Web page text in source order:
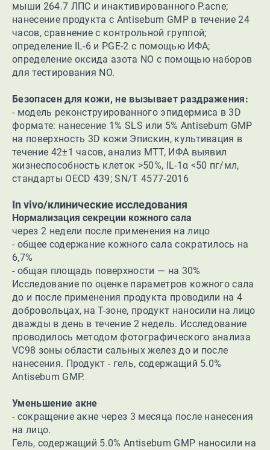
мыши 264.7 ЛПС и инактивированного P.acne;
нанесение продукта с Antisebum GMP в течение 24
часов, сравнение с контрольной группой;
определение IL-6 и PGE-2 с помощью ИФА;
определение оксида азота NO с помощью наборов
для тестирования NO.
Безопасен для кожи, не вызывает раздражения:
- модель реконструированного эпидермиса в 3D
формате: нанесение 1% SLS или 5% Antisebum GMP
на поверхность 3D кожи Эпискин, культивация в
течение 42±1 часов, анализ МТТ, ИФА выявил
жизнеспособность клеток >50%, IL-1α <50 пг/мл,
стандарты OECD 439; SN/T 4577-2016
In vivo/клинические исследования
Нормализация секреции кожного сала
через 2 недели после применения на лицо
- общее содержание кожного сала сократилось на
6,7%
- общая площадь поверхности — на 30%
Исследование по оценке параметров кожного сала
до и после применения продукта проводили на 4
добровольцах, на Т-зоне, продукт наносили на лицо
дважды в день в течение 2 недель. Исследование
проводилось методом фотографического анализа
VC98 зоны области сальных желез до и после
нанесения. Продукт - гель, содержащий 5.0%
Antisebum GMP.
Уменьшение акне
- сокращение акне через 3 месяца после нанесения
на лицо.
Гель, содержащий 5.0% Antisebum GMP наносили на